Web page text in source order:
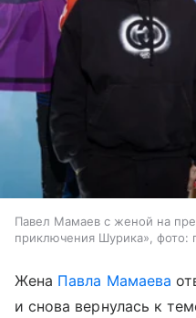
Павел Мамаев с женой на
приключения Шурика», фото:
Жена Павла Мамаева
и снова вернулась к